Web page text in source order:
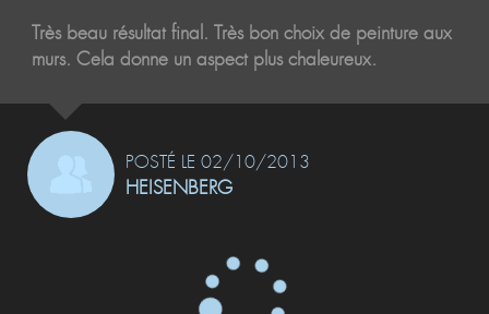
Très beau résultat final. Très bon choix de peinture aux
murs. Cela donne un aspect plus chaleureux.
POSTÉ LE 02/10/2013
HEISENBERG